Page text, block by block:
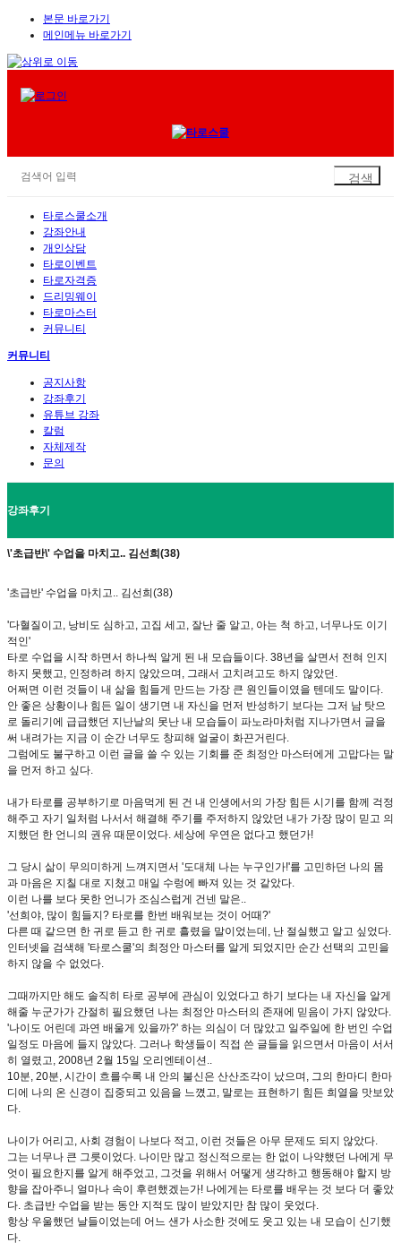
본문 바로가기
메인메뉴 바로가기
타로스쿨소개
강좌안내
개인상담
타로이벤트
타로자격증
드리밍웨이
타로마스터
커뮤니티
커뮤니티
공지사항
강좌후기
유튜브 강좌
칼럼
자체제작
문의
강좌후기
\'초급반\' 수업을 마치고.. 김선희(38)
'초급반' 수업을 마치고.. 김선희(38)
'다혈질이고, 낭비도 심하고, 고집 세고, 잘난 줄 알고, 아는 척 하고, 너무나도 이기
적인'
타로 수업을 시작 하면서 하나씩 알게 된 내 모습들이다. 38년을 살면서 전혀 인지
하지 못했고, 인정하려 하지 않았으며, 그래서 고치려고도 하지 않았던.
어쩌면 이런 것들이 내 삶을 힘들게 만드는 가장 큰 원인들이였을 텐데도 말이다.
안 좋은 상황이나 힘든 일이 생기면 내 자신을 먼저 반성하기 보다는 그저 남 탓으
로 돌리기에 급급했던 지난날의 못난 내 모습들이 파노라마처럼 지나가면서 글을
써 내려가는 지금 이 순간 너무도 창피해 얼굴이 화끈거린다.
그럼에도 불구하고 이런 글을 쓸 수 있는 기회를 준 최정안 마스터에게 고맙다는 말
을 먼저 하고 싶다.
내가 타로를 공부하기로 마음먹게 된 건 내 인생에서의 가장 힘든 시기를 함께 걱정
해주고 자기 일처럼 나서서 해결해 주기를 주저하지 않았던 내가 가장 많이 믿고 의
지했던 한 언니의 권유 때문이었다. 세상에 우연은 없다고 했던가!
그 당시 삶이 무의미하게 느껴지면서 '도대체 나는 누구인가!'를 고민하던 나의 몸
과 마음은 지칠 대로 지쳤고 매일 수렁에 빠져 있는 것 같았다.
이런 나를 보다 못한 언니가 조심스럽게 건넨 말은..
'선희야, 많이 힘들지? 타로를 한번 배워보는 것이 어때?'
다른 때 같으면 한 귀로 듣고 한 귀로 흘렸을 말이었는데, 난 절실했고 알고 싶었다.
인터넷을 검색해 '타로스쿨'의 최정안 마스터를 알게 되었지만 순간 선택의 고민을
하지 않을 수 없었다.
그때까지만 해도 솔직히 타로 공부에 관심이 있었다고 하기 보다는 내 자신을 알게
해줄 누군가가 간절히 필요했던 나는 최정안 마스터의 존재에 믿음이 가지 않았다.
'나이도 어린데 과연 배울게 있을까?' 하는 의심이 더 많았고 일주일에 한 번인 수업
일정도 마음에 들지 않았다. 그러나 학생들이 직접 쓴 글들을 읽으면서 마음이 서서
히 열렸고, 2008년 2월 15일 오리엔테이션..
10분, 20분, 시간이 흐를수록 내 안의 불신은 산산조각이 났으며, 그의 한마디 한마
디에 나의 온 신경이 집중되고 있음을 느꼈고, 말로는 표현하기 힘든 희열을 맛보았
다.
나이가 어리고, 사회 경험이 나보다 적고, 이런 것들은 아무 문제도 되지 않았다.
그는 너무나 큰 그릇이었다. 나이만 많고 정신적으로는 한 없이 나약했던 나에게 무
엇이 필요한지를 알게 해주었고, 그것을 위해서 어떻게 생각하고 행동해야 할지 방
향을 잡아주니 얼마나 속이 후련했겠는가! 나에게는 타로를 배우는 것 보다 더 좋았
다. 초급반 수업을 받는 동안 지적도 많이 받았지만 참 많이 웃었다.
항상 우울했던 날들이었는데 어느 샌가 사소한 것에도 웃고 있는 내 모습이 신기했
다.